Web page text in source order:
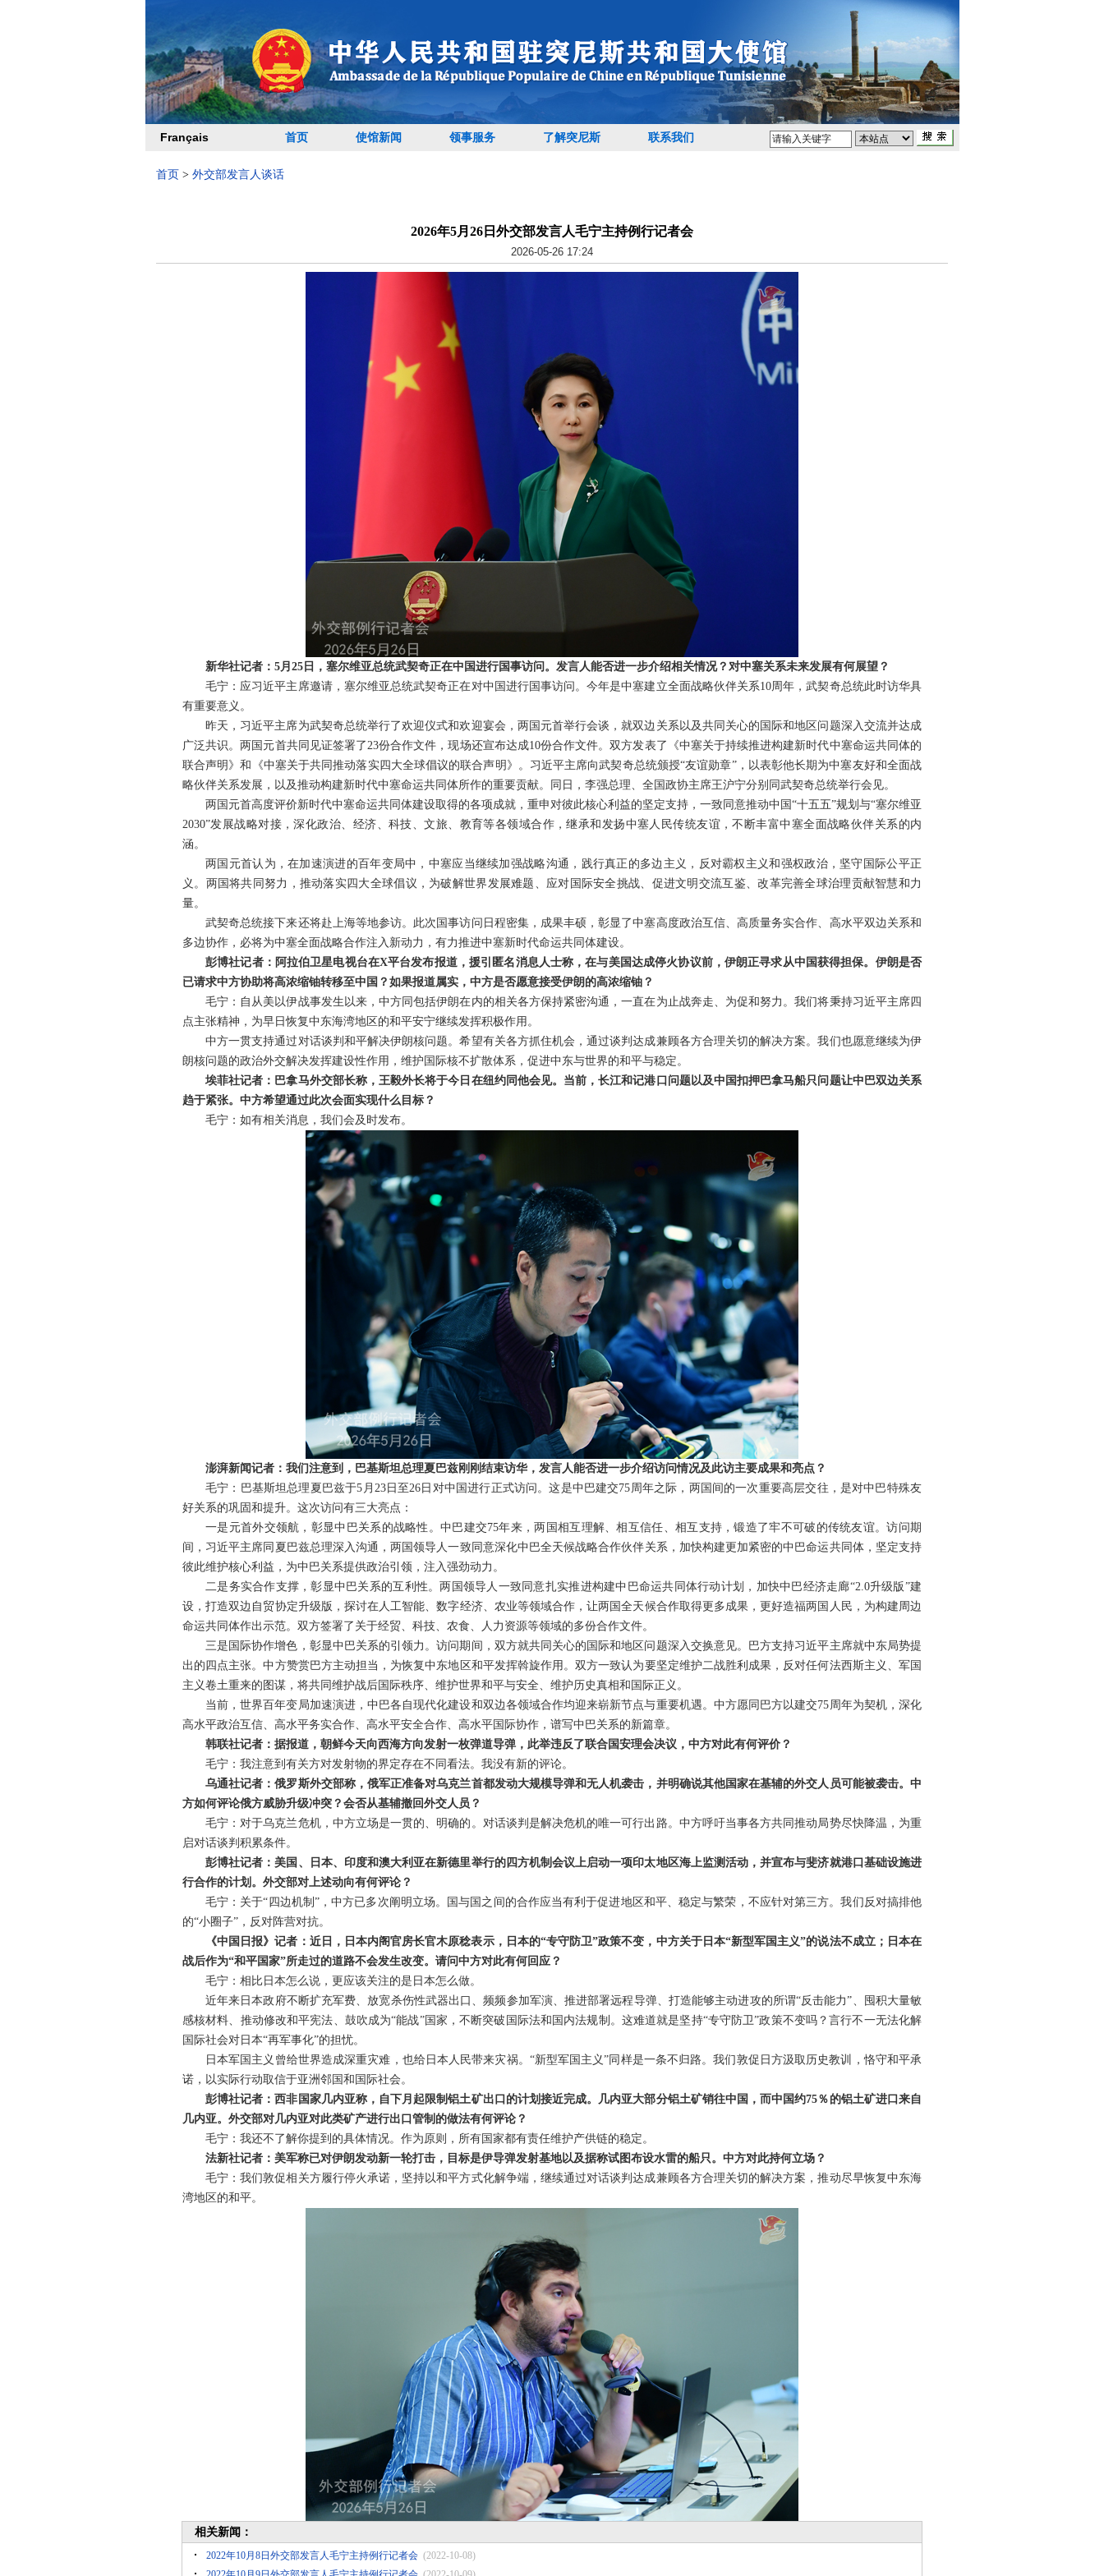
Français 首页 使馆新闻 领事服务 了解突尼斯 联系我们
首页 > 外交部发言人谈话
2026年5月26日外交部发言人毛宁主持例行记者会
2026-05-26 17:24
新华社记者：5月25日，塞尔维亚总统武契奇正在中国进行国事访问。发言人能否进一步介绍相关情况？对中塞关系未来发展有何展望？
毛宁：应习近平主席邀请，塞尔维亚总统武契奇正在对中国进行国事访问。今年是中塞建立全面战略伙伴关系10周年，武契奇总统此时访华具
有重要意义。
昨天，习近平主席为武契奇总统举行了欢迎仪式和欢迎宴会，两国元首举行会谈，就双边关系以及共同关心的国际和地区问题深入交流并达成
广泛共识。两国元首共同见证签署了23份合作文件，现场还宣布达成10份合作文件。双方发表了《中塞关于持续推进构建新时代中塞命运共同体的
联合声明》和《中塞关于共同推动落实四大全球倡议的联合声明》。习近平主席向武契奇总统颁授“友谊勋章”，以表彰他长期为中塞友好和全面战
略伙伴关系发展，以及推动构建新时代中塞命运共同体所作的重要贡献。同日，李强总理、全国政协主席王沪宁分别同武契奇总统举行会见。
两国元首高度评价新时代中塞命运共同体建设取得的各项成就，重申对彼此核心利益的坚定支持，一致同意推动中国“十五五”规划与“塞尔维亚
2030”发展战略对接，深化政治、经济、科技、文旅、教育等各领域合作，继承和发扬中塞人民传统友谊，不断丰富中塞全面战略伙伴关系的内
涵。
两国元首认为，在加速演进的百年变局中，中塞应当继续加强战略沟通，践行真正的多边主义，反对霸权主义和强权政治，坚守国际公平正
义。两国将共同努力，推动落实四大全球倡议，为破解世界发展难题、应对国际安全挑战、促进文明交流互鉴、改革完善全球治理贡献智慧和力
量。
武契奇总统接下来还将赴上海等地参访。此次国事访问日程密集，成果丰硕，彰显了中塞高度政治互信、高质量务实合作、高水平双边关系和
多边协作，必将为中塞全面战略合作注入新动力，有力推进中塞新时代命运共同体建设。
彭博社记者：阿拉伯卫星电视台在X平台发布报道，援引匿名消息人士称，在与美国达成停火协议前，伊朗正寻求从中国获得担保。伊朗是否
已请求中方协助将高浓缩铀转移至中国？如果报道属实，中方是否愿意接受伊朗的高浓缩铀？
毛宁：自从美以伊战事发生以来，中方同包括伊朗在内的相关各方保持紧密沟通，一直在为止战奔走、为促和努力。我们将秉持习近平主席四
点主张精神，为早日恢复中东海湾地区的和平安宁继续发挥积极作用。
中方一贯支持通过对话谈判和平解决伊朗核问题。希望有关各方抓住机会，通过谈判达成兼顾各方合理关切的解决方案。我们也愿意继续为伊
朗核问题的政治外交解决发挥建设性作用，维护国际核不扩散体系，促进中东与世界的和平与稳定。
埃菲社记者：巴拿马外交部长称，王毅外长将于今日在纽约同他会见。当前，长江和记港口问题以及中国扣押巴拿马船只问题让中巴双边关系
趋于紧张。中方希望通过此次会面实现什么目标？
毛宁：如有相关消息，我们会及时发布。
澎湃新闻记者：我们注意到，巴基斯坦总理夏巴兹刚刚结束访华，发言人能否进一步介绍访问情况及此访主要成果和亮点？
毛宁：巴基斯坦总理夏巴兹于5月23日至26日对中国进行正式访问。这是中巴建交75周年之际，两国间的一次重要高层交往，是对中巴特殊友
好关系的巩固和提升。这次访问有三大亮点：
一是元首外交领航，彰显中巴关系的战略性。中巴建交75年来，两国相互理解、相互信任、相互支持，锻造了牢不可破的传统友谊。访问期
间，习近平主席同夏巴兹总理深入沟通，两国领导人一致同意深化中巴全天候战略合作伙伴关系，加快构建更加紧密的中巴命运共同体，坚定支持
彼此维护核心利益，为中巴关系提供政治引领，注入强劲动力。
二是务实合作支撑，彰显中巴关系的互利性。两国领导人一致同意扎实推进构建中巴命运共同体行动计划，加快中巴经济走廊“2.0升级版”建
设，打造双边自贸协定升级版，探讨在人工智能、数字经济、农业等领域合作，让两国全天候合作取得更多成果，更好造福两国人民，为构建周边
命运共同体作出示范。双方签署了关于经贸、科技、农食、人力资源等领域的多份合作文件。
三是国际协作增色，彰显中巴关系的引领力。访问期间，双方就共同关心的国际和地区问题深入交换意见。巴方支持习近平主席就中东局势提
出的四点主张。中方赞赏巴方主动担当，为恢复中东地区和平发挥斡旋作用。双方一致认为要坚定维护二战胜利成果，反对任何法西斯主义、军国
主义卷土重来的图谋，将共同维护战后国际秩序、维护世界和平与安全、维护历史真相和国际正义。
当前，世界百年变局加速演进，中巴各自现代化建设和双边各领域合作均迎来崭新节点与重要机遇。中方愿同巴方以建交75周年为契机，深化
高水平政治互信、高水平务实合作、高水平安全合作、高水平国际协作，谱写中巴关系的新篇章。
韩联社记者：据报道，朝鲜今天向西海方向发射一枚弹道导弹，此举违反了联合国安理会决议，中方对此有何评价？
毛宁：我注意到有关方对发射物的界定存在不同看法。我没有新的评论。
乌通社记者：俄罗斯外交部称，俄军正准备对乌克兰首都发动大规模导弹和无人机袭击，并明确说其他国家在基辅的外交人员可能被袭击。中
方如何评论俄方威胁升级冲突？会否从基辅撤回外交人员？
毛宁：对于乌克兰危机，中方立场是一贯的、明确的。对话谈判是解决危机的唯一可行出路。中方呼吁当事各方共同推动局势尽快降温，为重
启对话谈判积累条件。
彭博社记者：美国、日本、印度和澳大利亚在新德里举行的四方机制会议上启动一项印太地区海上监测活动，并宣布与斐济就港口基础设施进
行合作的计划。外交部对上述动向有何评论？
毛宁：关于“四边机制”，中方已多次阐明立场。国与国之间的合作应当有利于促进地区和平、稳定与繁荣，不应针对第三方。我们反对搞排他
的“小圈子”，反对阵营对抗。
《中国日报》记者：近日，日本内阁官房长官木原稔表示，日本的“专守防卫”政策不变，中方关于日本“新型军国主义”的说法不成立；日本在
战后作为“和平国家”所走过的道路不会发生改变。请问中方对此有何回应？
毛宁：相比日本怎么说，更应该关注的是日本怎么做。
近年来日本政府不断扩充军费、放宽杀伤性武器出口、频频参加军演、推进部署远程导弹、打造能够主动进攻的所谓“反击能力”、囤积大量敏
感核材料、推动修改和平宪法、鼓吹成为“能战”国家，不断突破国际法和国内法规制。这难道就是坚持“专守防卫”政策不变吗？言行不一无法化解
国际社会对日本“再军事化”的担忧。
日本军国主义曾给世界造成深重灾难，也给日本人民带来灾祸。“新型军国主义”同样是一条不归路。我们敦促日方汲取历史教训，恪守和平承
诺，以实际行动取信于亚洲邻国和国际社会。
彭博社记者：西非国家几内亚称，自下月起限制铝土矿出口的计划接近完成。几内亚大部分铝土矿销往中国，而中国约75％的铝土矿进口来自
几内亚。外交部对几内亚对此类矿产进行出口管制的做法有何评论？
毛宁：我还不了解你提到的具体情况。作为原则，所有国家都有责任维护产供链的稳定。
法新社记者：美军称已对伊朗发动新一轮打击，目标是伊导弹发射基地以及据称试图布设水雷的船只。中方对此持何立场？
毛宁：我们敦促相关方履行停火承诺，坚持以和平方式化解争端，继续通过对话谈判达成兼顾各方合理关切的解决方案，推动尽早恢复中东海
湾地区的和平。
相关新闻：
2022年10月8日外交部发言人毛宁主持例行记者会 (2022-10-08)